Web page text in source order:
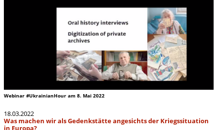
Webinar #UkrainianHour am 8. Mai 2022
18.03.2022
Was machen wir als Gedenkstätte angesichts der Kriegssituation
in Europa?